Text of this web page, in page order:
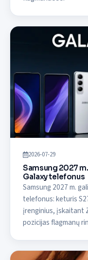
2026-07-29
Samsung 2027
Galaxy telefonus
Samsung 2027 m.
telefonus: keturis
įrenginius, įskaitant
pozicijas flagmanų